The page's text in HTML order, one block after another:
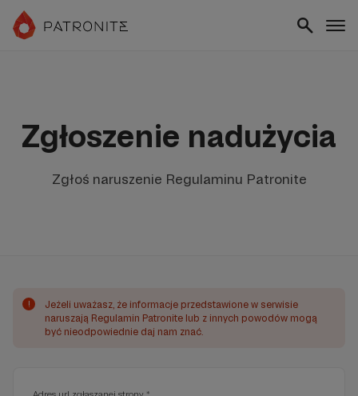
Zgłoszenie nadużycia
Zgłoś naruszenie Regulaminu Patronite
!
Jeżeli uważasz, że informacje przedstawione w serwisie
naruszają Regulamin Patronite lub z innych powodów mogą
być nieodpowiednie daj nam znać.